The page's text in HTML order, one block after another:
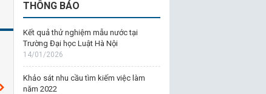
THÔNG BÁO
Kết quả thử nghiệm mẫu nước tại
Trường Đại học Luật Hà Nội
14/01/2026
Khảo sát nhu cầu tìm kiếm việc làm
năm 2022